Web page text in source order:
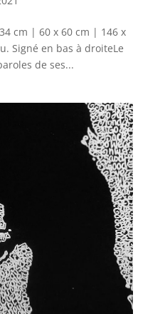
34 cm | 60 x 60 cm | 146 x
Signé en bas à droiteLe
de ses...